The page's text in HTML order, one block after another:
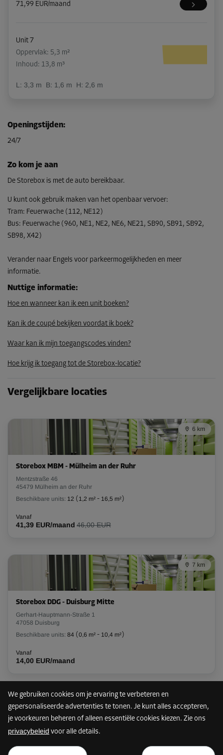
We gebruiken cookies om je ervaring te verbeteren en
gepersonaliseerde advertenties te tonen. Je kunt alles accepteren,
je voorkeuren beheren of alleen essentiële cookies kiezen. Zie ons
privacybeleid voor alle details.
71,99 EUR/maand
Unit 7
Oppervlak: 5,3 m²
Inhoud: 13,8 m³
L: 3,3 m B: 1,6 m H: 2,6 m
Vanaf
93,59 EUR/maand
Unit 13
Inhoud: 3,6 m³
L:1,5m B:0,9m H:2,6 m
Vanaf
44,00 EUR/maand
39,59 EUR/maand
Unit 24
Inhoud: 1,8 m³
L:1,6m B:0,4m H:2,6m
-10%
22,49 EUR/maand
Unit 33
Inhoud: 2,9 m³
-10%
36,00 EUR/maand
32,39 EUR/maand
Unit 5
Oppervlak: 4,4 m²
Inhoud: 11,4 m³
91,00 EUR/maand
81,89 EUR/maand
Openingstijden:
24/7
Zo kom je aan
De Storebox is met de auto bereikbaar.
U kunt ook gebruik maken van het openbaar vervoer:
Tram: Feuerwache (112, NE12)
Bus: Feuerwache (960, NE1, NE2, NE6, NE21, SB90, SB91, SB92,
SB98, X42)
Verander naar Engels voor parkeermogelijkheden en meer
informatie.
Nuttige informatie:
Hoe en wanneer kan ik een unit boeken?
Kan ik de coupé bekijken voordat ik boek?
Waar kan ik mijn toegangscodes vinden?
Hoe krijg ik toegang tot de Storebox-locatie?
Vergelijkbare locaties
6 km
Storebox MBM - Mülheim an der Ruhr
Mentzstraße 46
45479 Mülheim an der Ruhr
Beschikbare units: 12 ( 1,2 m² - 16,5 m²)
Vanaf
41,39 EUR/maand 46,00 EUR
7 km
Storebox DDG - Duisburg Mitte
Gerhart-Hauptmann-Straße 1
47058 Duisburg
Beschikbare units: 84 (0,6 m² - 10,4 m²)
Vanaf
14,00 EUR/maand